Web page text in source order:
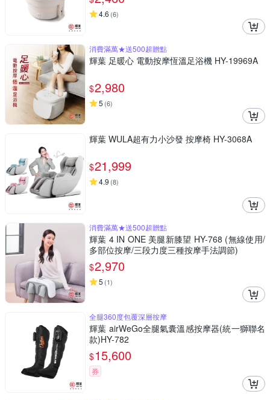
4.6 (6)
消費滿萬★送500超贈點
輝葉 足暖心 電動按摩恆溫足浴機 HY-19969A
$2,980
5 (6)
輝葉 WULA超有力小沙發 按摩椅 HY-3068A
$21,999
4.9 (8)
消費滿萬★送500超贈點
輝葉 4 IN ONE 美腿新膝望 HY-768 (無線使用/
多部位按摩/三段力度三種按摩手法調節)
$2,970
5 (1)
全腿360度包覆深層按摩
輝葉 airWeGo全腿氣囊溫感按摩器(統一獅聯名
款)HY-782
$15,600
券